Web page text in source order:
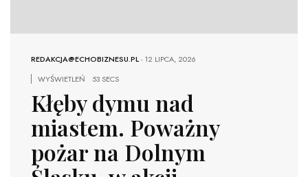
REDAKCJA@ECHOBIZNESU.PL-12 LIPCA, 2026
WYŚWIETLEŃ
53 SECS
Kłęby dymu nad
miastem. Poważny
pożar na Dolnym